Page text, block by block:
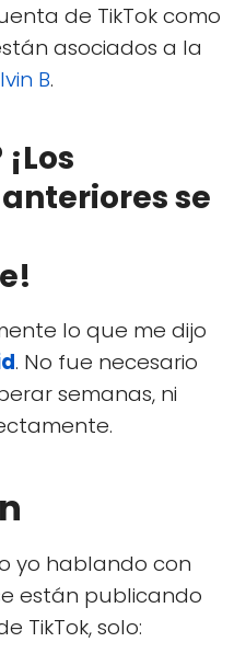
de TikTok como
asociados a la
B.
se
lo que me dijo
. No fue necesario
semanas, ni
yo hablando con
están publicando
TikTok, solo: